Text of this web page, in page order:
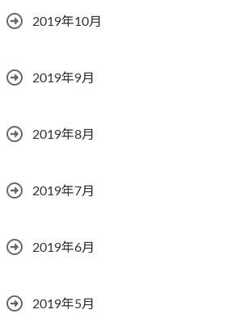
2019年10月
2019年9月
2019年8月
2019年7月
2019年6月
2019年5月